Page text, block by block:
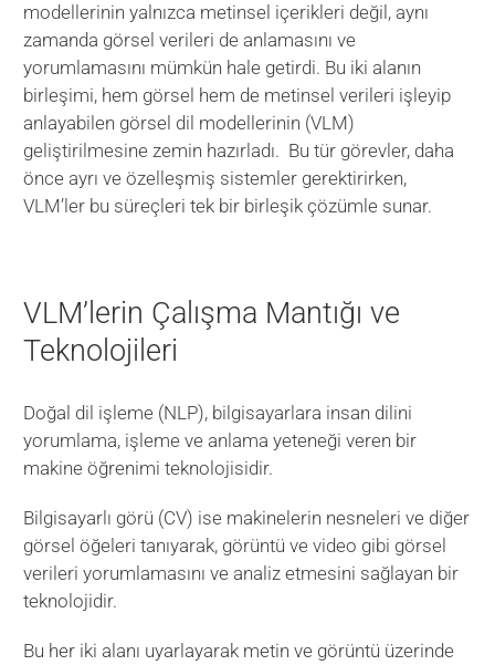
modellerinin yalnızca metinsel içerikleri değil, aynı
zamanda görsel verileri de anlamasını ve
yorumlamasını mümkün hale getirdi. Bu iki alanın
birleşimi, hem görsel hem de metinsel verileri işleyip
anlayabilen görsel dil modellerinin (VLM)
geliştirilmesine zemin hazırladı. Bu tür görevler, daha
önce ayrı ve özelleşmiş sistemler gerektirirken,
VLM’ler bu süreçleri tek bir birleşik çözümle sunar.
VLM’lerin Çalışma Mantığı ve
Teknolojileri
Doğal dil işleme (NLP), bilgisayarlara insan dilini
yorumlama, işleme ve anlama yeteneği veren bir
makine öğrenimi teknolojisidir.
Bilgisayarlı görü (CV) ise makinelerin nesneleri ve diğer
görsel öğeleri tanıyarak, görüntü ve video gibi görsel
verileri yorumlamasını ve analiz etmesini sağlayan bir
teknolojidir.
Bu her iki alanı uyarlayarak metin ve görüntü üzerinde